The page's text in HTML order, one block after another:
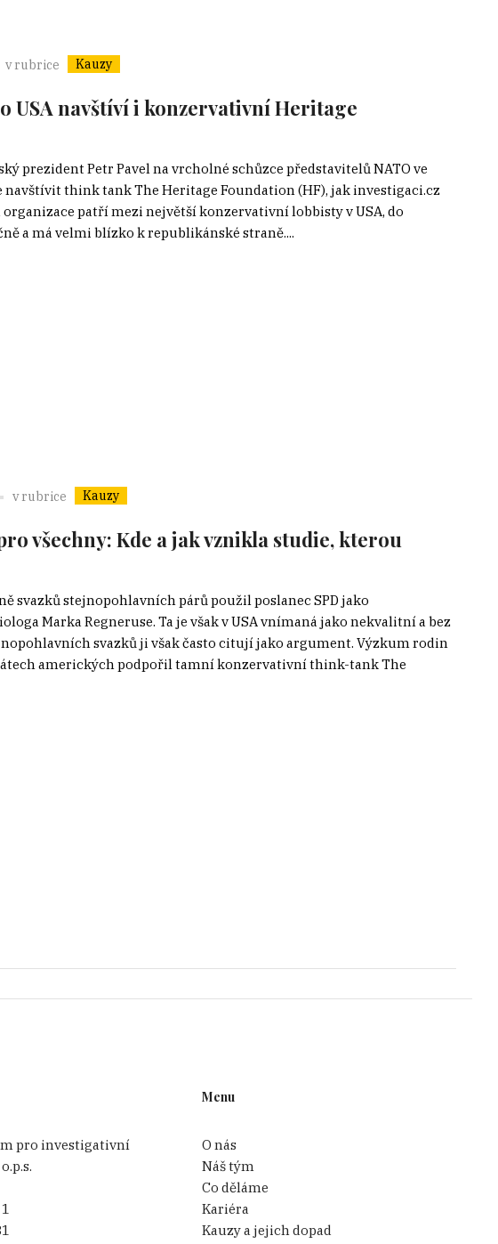
v rubrice Kauzy
USA navštíví i konzervativní Heritage
prezident Petr Pavel na vrcholné schůzce představitelů NATO ve
think tank The Heritage Foundation (HF), jak investigaci.cz
patří mezi největší konzervativní lobbisty v USA, do
a má velmi blízko k republikánské straně....
v rubrice Kauzy
všechny: Kde a jak vznikla studie, kterou
svazků stejnopohlavních párů použil poslanec SPD jako
Marka Regneruse. Ta je však v USA vnímaná jako nekvalitní a bez
svazků ji však často citují jako argument. Výzkum rodin
amerických podpořil tamní konzervativní think-tank The
pro investigativní
Menu
O nás
Náš tým
Co děláme
Kariéra
Kauzy a jejich dopad